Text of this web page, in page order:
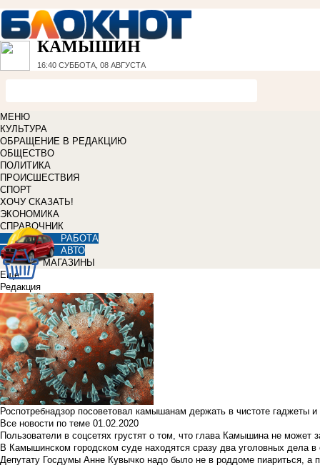
КАМЫШИН
16:40 СУББОТА, 08 АВГУСТА
МЕНЮ
КУЛЬТУРА
ОБРАЩЕНИЕ В РЕДАКЦИЮ
ОБЩЕСТВО
ПОЛИТИКА
ПРОИСШЕСТВИЯ
СПОРТ
ХОЧУ СКАЗАТЬ!
ЭКОНОМИКА
СПРАВОЧНИК
РАБОТА
АВТО
МАГАЗИНЫ
Еще
Редакция
Роспотребнадзор посоветовал камышанам держать в чистоте гаджеты
Все новости по теме 01.02.2020
Пользователи в соцсетях грустят о том, что глава Камышина не может
В Камышинском городском суде находятся сразу два уголовных дела
Депутату Госдумы Анне Кувычко надо было не в роддоме пиариться, а